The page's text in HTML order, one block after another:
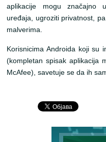
aplikacije mogu značajno
uređaja, ugroziti privatnost,
malverima.
Korisnicima Androida koji su
(kompletan spisak aplikacija
McAfee), savetuje se da ih